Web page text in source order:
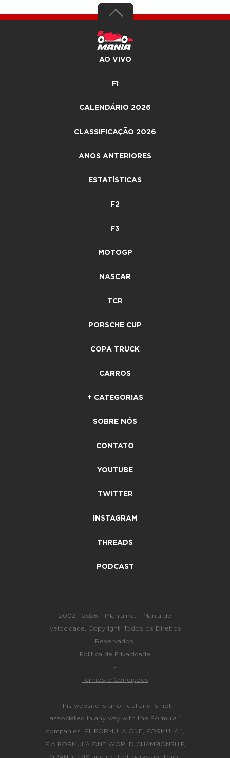
AO VIVO
F1
CALENDÁRIO 2026
CLASSIFICAÇÃO 2026
ANOS ANTERIORES
ESTATÍSTICAS
F2
F3
MOTOGP
NASCAR
TCR
PORSCHE CUP
COPA TRUCK
CARROS
+ CATEGORIAS
SOBRE NÓS
CONTATO
YOUTUBE
TWITTER
INSTAGRAM
THREADS
PODCAST
2002 - 2026 F1Mania.net - Mania de
Velocidade. Copyright. Todos os Direitos
Reservados.
Política de Privacidade
-
Termos e Condições
This website is unofficial and is not
associated in any way with the Formula 1
companies. F1, FORMULA ONE, FORMULA 1,
FIA FORMULA ONE WORLD CHAMPIONSHIP,